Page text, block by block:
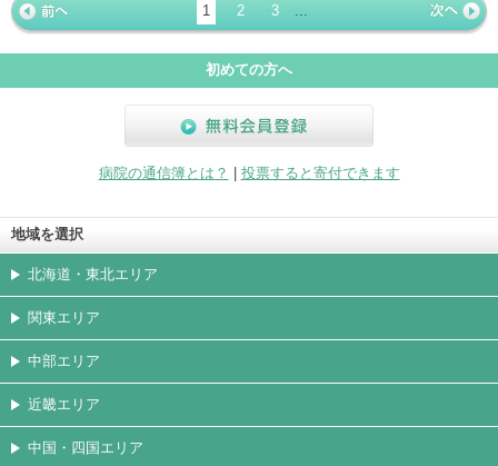
« 前ペー
ジ
1 2 3
次ページ
»
初めての方へ
病院の通信簿とは？
投票すると寄付できます
地域を選択
北海道・東北エリア
関東エリア
中部エリア
近畿エリア
中国・四国エリア